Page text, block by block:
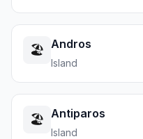
🏖️ Andros
Island
🏖️ Antiparos
Island